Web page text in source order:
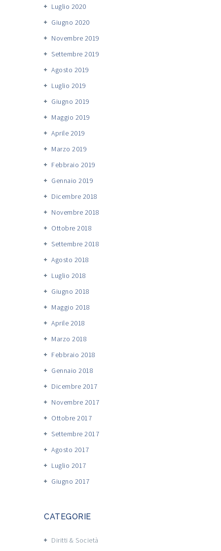
Luglio 2020
Giugno 2020
Novembre 2019
Settembre 2019
Agosto 2019
Luglio 2019
Giugno 2019
Maggio 2019
Aprile 2019
Marzo 2019
Febbraio 2019
Gennaio 2019
Dicembre 2018
Novembre 2018
Ottobre 2018
Settembre 2018
Agosto 2018
Luglio 2018
Giugno 2018
Maggio 2018
Aprile 2018
Marzo 2018
Febbraio 2018
Gennaio 2018
Dicembre 2017
Novembre 2017
Ottobre 2017
Settembre 2017
Agosto 2017
Luglio 2017
Giugno 2017
CATEGORIE
Diritti & Società